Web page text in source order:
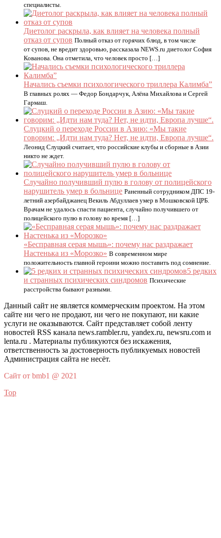
специалисты.
Диетолог раскрыла, как влияет на человека полный
отказ от супов Полный отказ от горячих блюд, в том числе
от супов, не вредит здоровью, рассказала NEWS.ru диетолог София
Кованова. Она отметила, что человек просто […]
Начались съемки психологического триллера Калимба”
В главных ролях — Федор Бондарчук, Алёна Михайлова и Сергей
Гармаш.
Слуцкий о переходе России в Азию: «Мы такие
говорим: „Идти нам туда? Нет, не идти, Европа лучше“.
Леонид Слуцкий считает, что российские клубы и сборные в Азии
никто не ждет.
Случайно получивший пулю в голову от полицейского
нарушитель умер в больнице Раненный сотрудником ДПС 19-
летний азербайджанец Векиль Абдуллаев умер в Мошковской ЦРБ.
Врачам не удалось спасти пациента, случайно получившего от
полицейского пулю в голову во время […]
«Бесправная серая мышь»: почему нас раздражает
Настенька из «Морозко» В современном мире
положительность главной героини можно поставить под сомнение.
5 редких
и странных психических синдромов Психические
расстройства бывают разными.
Данный сайт не является коммерческим проектом. На этом
сайте ни чего не продают, ни чего не покупают, ни какие
услуги не оказываются. Сайт представляет собой ленту
новостей RSS канала news.rambler.ru, yandex.ru, newsru.com и
lenta.ru . Материалы публикуются без искажения,
ответственность за достоверность публикуемых новостей
Администрация сайта не несёт.
Сайт от bmb1 @ 2021
Top